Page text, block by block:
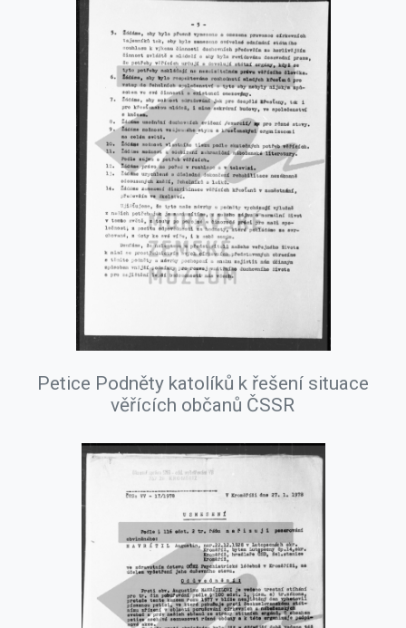
Petice Podněty katolíků k řešení situace
věřících občanů ČSSR